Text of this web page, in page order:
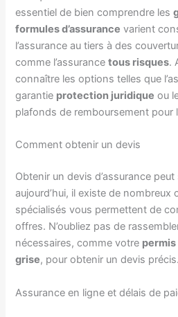
essentiel de bien comprendre les
formules d’assurance varient
l’assurance au tiers à des
comme l’assurancetous risques.
connaître les options telles que
garantie protection juridique ou
plafonds de remboursement pour
Comment obtenir un devis
Obtenir un devis d’assurance
aujourd’hui, il existe de nombreux
spécialisés vous permettent de
offres. N’oubliez pas de
nécessaires, comme votre
grise, pour obtenir un devis précis.
Assurance en ligne et délais de